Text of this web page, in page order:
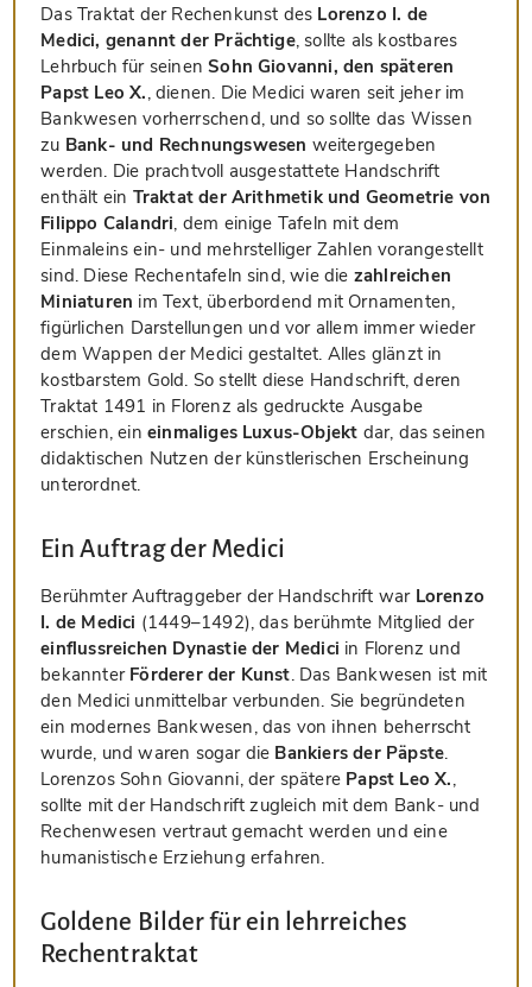
Das Traktat der Rechenkunst des Lorenzo I. de
Medici, genannt der Prächtige, sollte als kostbares
Lehrbuch für seinenSohn Giovanni, den späteren
Papst Leo X., dienen. Die Medici waren seit jeher im
Bankwesen vorherrschend, und so sollte das Wissen
zu Bank- und Rechnungswesen weitergegeben
werden. Die prachtvoll ausgestattete Handschrift
enthält ein Traktat der Arithmetik und Geometrie von
Filippo Calandri, dem einige Tafeln mit dem
Einmaleins ein- und mehrstelliger Zahlen vorangestellt
sind. Diese Rechentafeln sind, wie die zahlreichen
Miniaturen im Text, überbordend mit Ornamenten,
figürlichen Darstellungen und vor allem immer wieder
dem Wappen der Medici gestaltet. Alles glänzt in
kostbarstem Gold. So stellt diese Handschrift, deren
Traktat 1491 in Florenz als gedruckte Ausgabe
erschien, ein einmaliges Luxus-Objekt dar, das seinen
didaktischen Nutzen der künstlerischen Erscheinung
unterordnet.
Ein Auftrag der Medici
Berühmter Auftraggeber der Handschrift war Lorenzo
I. de Medici (1449–1492), das berühmte Mitglied der
einflussreichen Dynastie der Medici in Florenz und
bekannter Förderer der Kunst. Das Bankwesen ist mit
den Medici unmittelbar verbunden. Sie begründeten
ein modernes Bankwesen, das von ihnen beherrscht
wurde, und waren sogar die Bankiers der Päpste.
Lorenzos Sohn Giovanni, der spätere Papst Leo X.,
sollte mit der Handschrift zugleich mit dem Bank- und
Rechenwesen vertraut gemacht werden und eine
humanistische Erziehung erfahren.
Goldene Bilder für ein lehrreiches
Rechentraktat